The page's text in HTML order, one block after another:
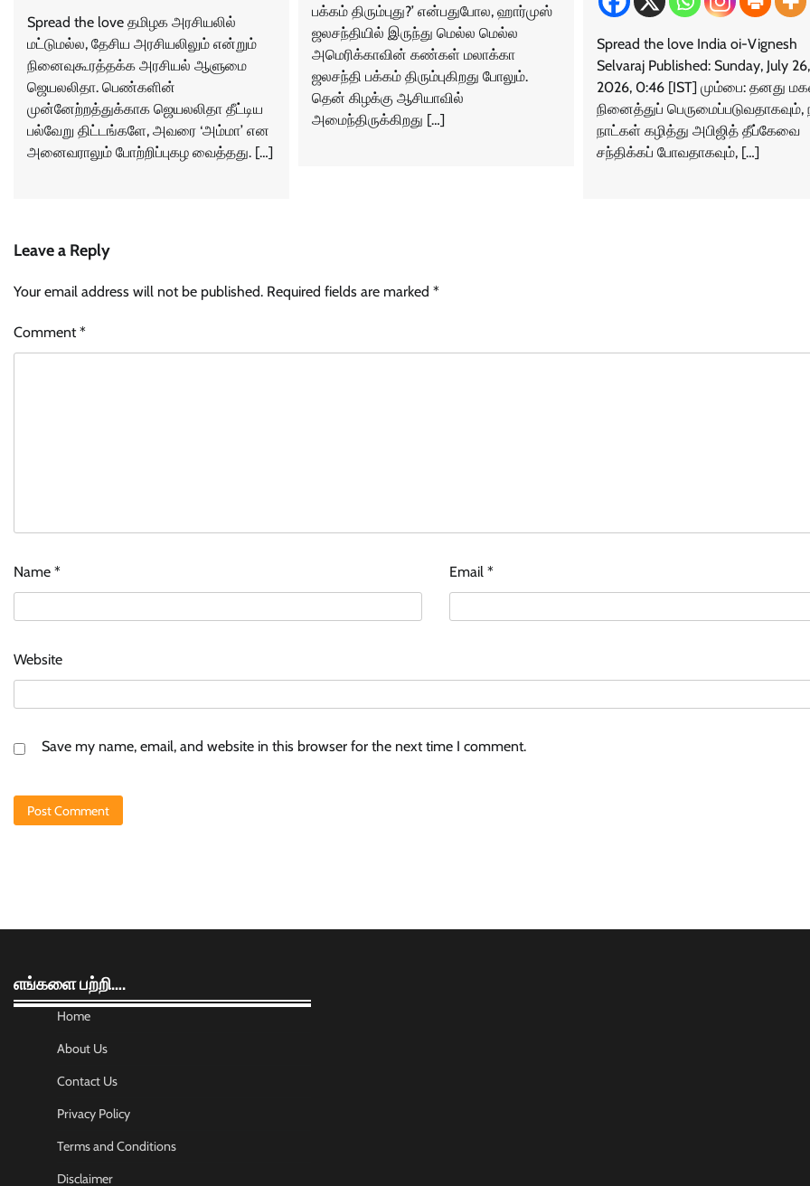
Spread the love தமிழக அரசியலில்
மட்டுமல்ல, தேசிய அரசியலிலும் என்றும்
நினைவுகூரத்தக்க அரசியல் ஆளுமை
ஜெயலலிதா. பெண்களின்
முன்னேற்றத்துக்காக ஜெயலலிதா தீட்டிய
பல்வேறு திட்டங்களே, அவரை ‘அம்மா’ என
அனைவராலும் போற்றிப்புகழ வைத்தது. […]
பக்கம் திரும்புது?’ என்பதுபோல, ஹார்முஸ்
ஜலசந்தியில் இருந்து மெல்ல மெல்ல
அமெரிக்காவின் கண்கள் மலாக்கா
ஜலசந்தி பக்கம் திரும்புகிறது போலும்.
தென் கிழக்கு ஆசியாவில்
அமைந்திருக்கிறது […]
Spread the love India oi-Vignesh
Selvaraj Published: Sunday, July 26,
2026, 0:46 [IST] மும்பை: தனது
நினைத்துப்
நாட்கள் கழித்து அபிஜித் தீப்கேவை
சந்திக்கப் போவதாகவும், […]
Leave a Reply
Your email address will not be published. Required fields are marked *
Comment*
Name * Email*
Website
Save my name, email, and website in this browser for the next time I comment.
எங்களை பற்றி….
Home
About Us
Contact Us
Privacy Policy
Terms and Conditions
Disclaimer